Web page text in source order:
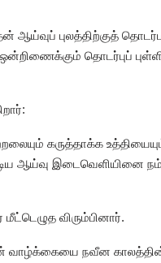
ஆய்வுப் புலத்திற்குத்
தொடர்புப்
கருத்தாக்க
ஆய்வு இடைவெளியினை
விரும்பினார்.
வாழ்க்கையை நவீன